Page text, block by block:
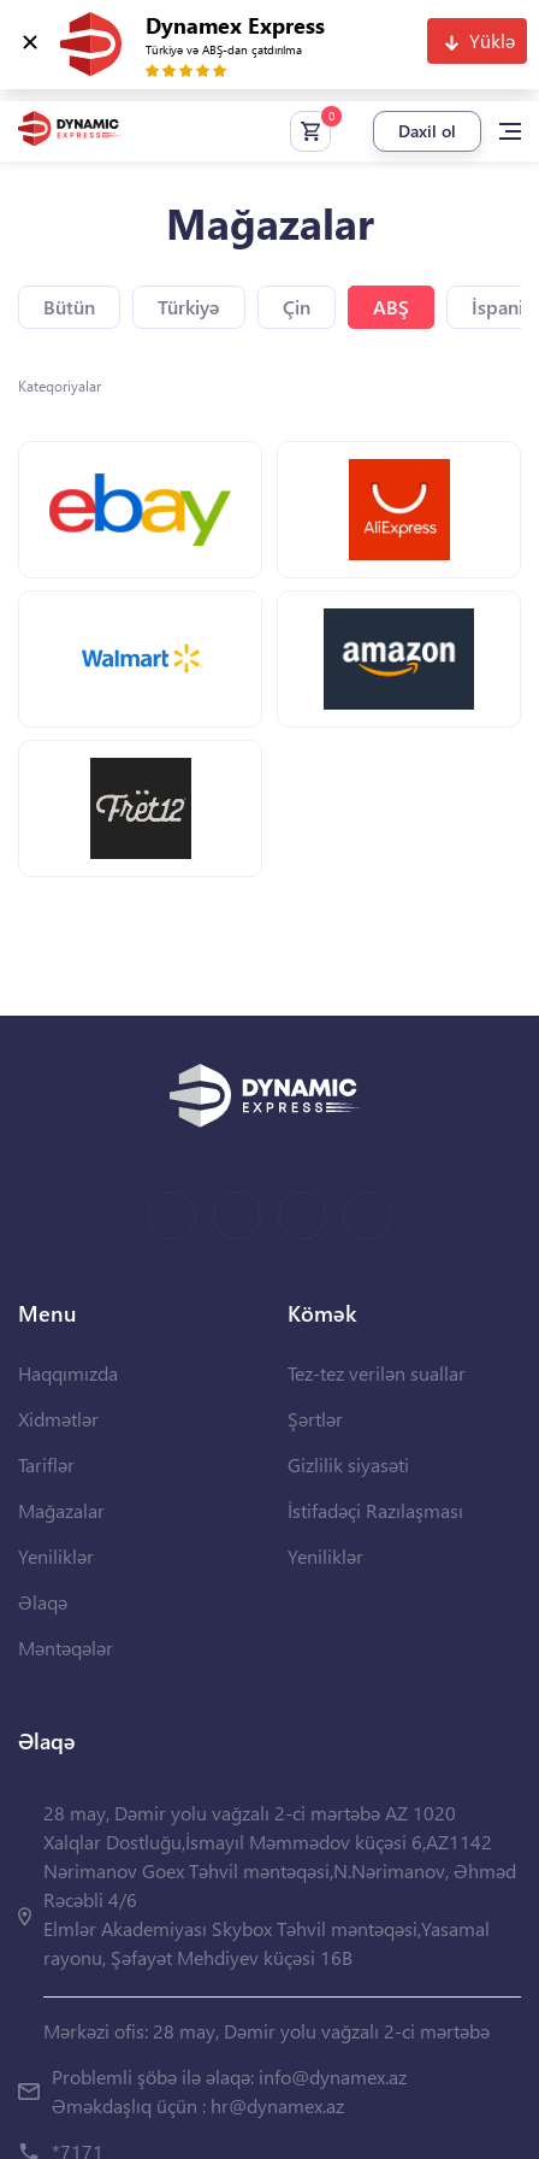
Dynamex Express
Türkiyə və ABŞ-dan çatdırılma Yüklə
Daxil ol
Mağazalar
Bütün Türkiyə Çin ABŞ
Kateqoriyalar
Menu
Haqqımızda
Xidmətlər
Tariflər
Mağazalar
Yeniliklər
Əlaqə
Məntəqələr
Kömək
Tez-tez verilən suallar
Şərtlər
Gizlilik siyasəti
İstifadəçi Razılaşması
Yeniliklər
Əlaqə
28 may, Dəmir yolu vağzalı 2-ci mərtəbə AZ 1020
Xalqlar Dostluğu,İsmayıl Məmmədov küçəsi 6,AZ1142
Nərimanov Goex Təhvil məntəqəsi,N.Nərimanov, Əhməd
Rəcəbli 4/6
Elmlər Akademiyası Skybox Təhvil məntəqəsi,Yasamal
rayonu, Şəfayət Mehdiyev küçəsi 16B
Mərkəzi ofis: 28 may, Dəmir yolu vağzalı 2-ci mərtəbə
Problemli şöbə ilə əlaqə: info@dynamex.az
Əməkdaşlıq üçün : hr@dynamex.az
*7171